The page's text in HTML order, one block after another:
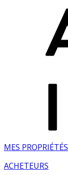
MES PROPRIÉTÉS
ACHETEURS